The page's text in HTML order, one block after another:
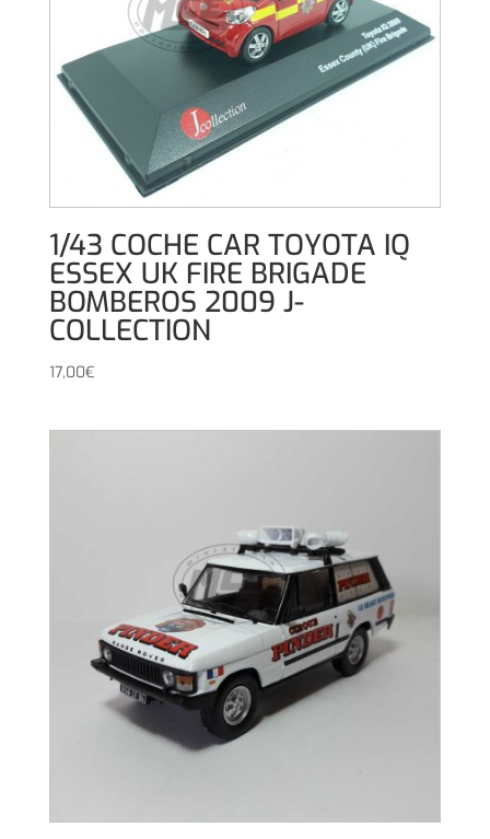
1/43 COCHE CAR TOYOTA IQ
ESSEX UK FIRE BRIGADE
BOMBEROS 2009 J-
COLLECTION
17,00€